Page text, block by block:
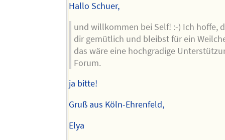
Hallo Schuer,
und willkommen bei Self! :-) Ich hoffe,
dir gemütlich und bleibst für ein
das wäre eine hochgradige
Forum.
ja bitte!
Gruß aus Köln-Ehrenfeld,
Elya